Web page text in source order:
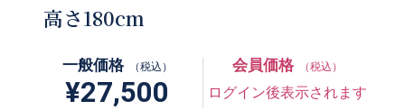
高さ180cm
一般価格 （税込）
¥27,500
会員価格 （税込）
ログイン後表示されます